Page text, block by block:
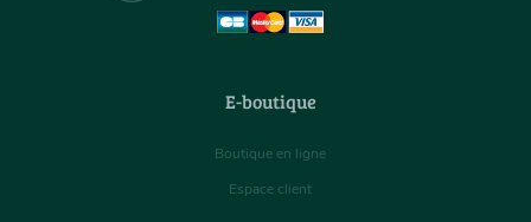
E-boutique
Boutique en ligne
Espace client